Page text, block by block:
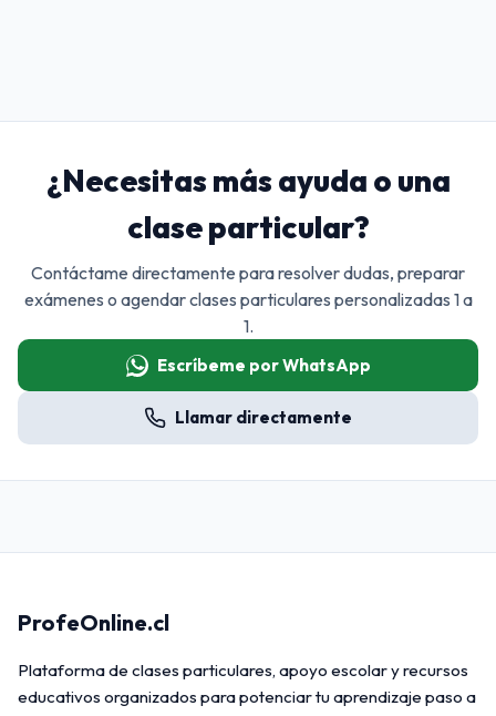
¿Necesitas más ayuda o una
clase particular?
Contáctame directamente para resolver dudas, preparar
exámenes o agendar clases particulares personalizadas 1 a
1.
Escríbeme por WhatsApp
Llamar directamente
ProfeOnline.cl
Plataforma de clases particulares, apoyo escolar y recursos
educativos organizados para potenciar tu aprendizaje paso a